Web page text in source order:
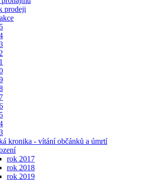
prodeji
kronika - vítání občánků a úmrtí
rok 2017
rok 2018
rok 2019